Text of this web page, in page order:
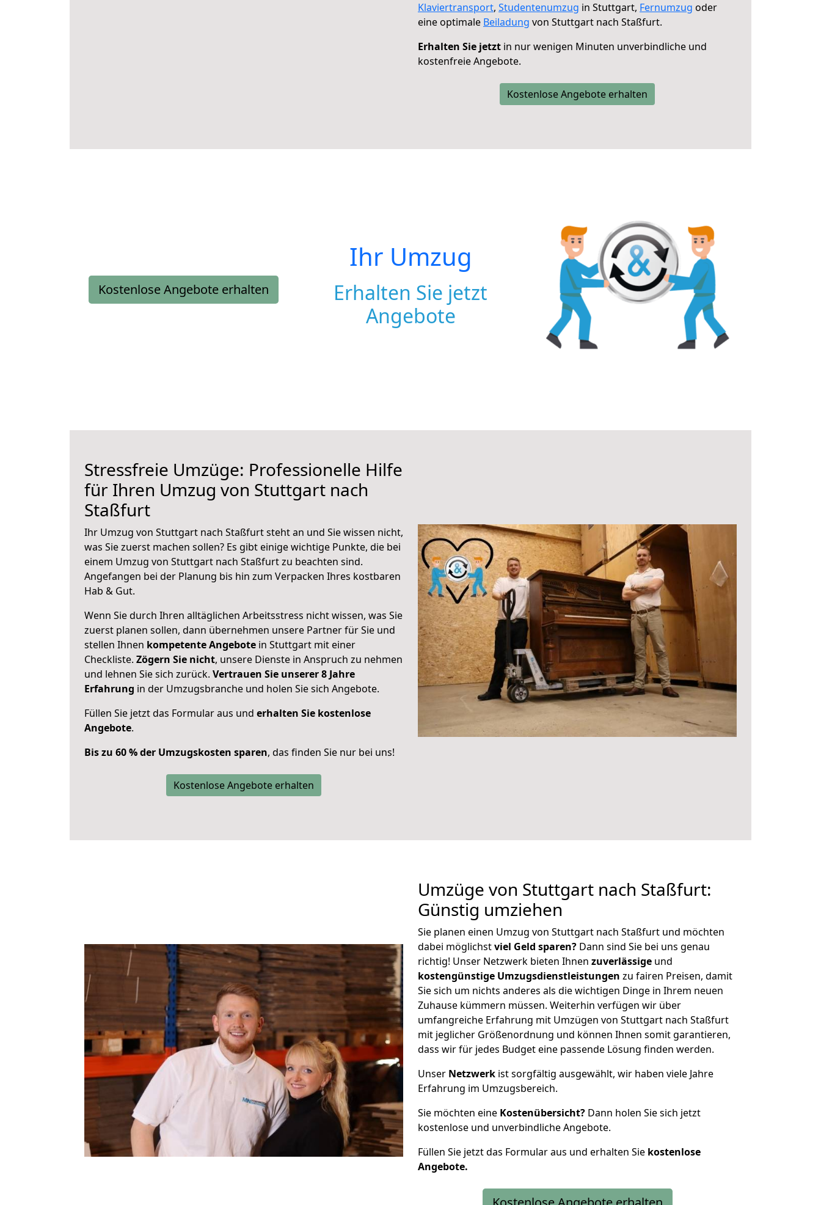
Klaviertransport, Studentenumzug in Stuttgart, Fernumzug oder
eine optimale Beiladung von Stuttgart nach Staßfurt.
Erhalten Sie jetzt in nur wenigen Minuten unverbindliche und
kostenfreie Angebote.
Kostenlose Angebote erhalten
Kostenlose Angebote erhalten
Ihr Umzug
Erhalten Sie jetzt
Angebote
Stressfreie Umzüge: Professionelle Hilfe
für Ihren Umzug von Stuttgart nach
Staßfurt
Ihr Umzug von Stuttgart nach Staßfurt steht an und Sie wissen nicht,
was Sie zuerst machen sollen? Es gibt einige wichtige Punkte, die bei
einem Umzug von Stuttgart nach Staßfurt zu beachten sind.
Angefangen bei der Planung bis hin zum Verpacken Ihres kostbaren
Hab & Gut.
Wenn Sie durch Ihren alltäglichen Arbeitsstress nicht wissen, was Sie
zuerst planen sollen, dann übernehmen unsere Partner für Sie und
stellen Ihnen kompetente Angebote in Stuttgart mit einer
Checkliste. Zögern Sie nicht, unsere Dienste in Anspruch zu nehmen
und lehnen Sie sich zurück. Vertrauen Sie unserer 8 Jahre
Erfahrung in der Umzugsbranche und holen Sie sich Angebote.
Füllen Sie jetzt das Formular aus und erhalten Sie kostenlose
Angebote.
Bis zu 60 % der Umzugskosten sparen, das finden Sie nur bei uns!
Kostenlose Angebote erhalten
Umzüge von Stuttgart nach Staßfurt:
Günstig umziehen
Sie planen einen Umzug von Stuttgart nach Staßfurt und möchten
dabei möglichstviel Geld sparen? Dann sind Sie bei uns genau
richtig! Unser Netzwerk bieten Ihnen zuverlässige und
kostengünstige Umzugsdienstleistungen zu fairen Preisen, damit
Sie sich um nichts anderes als die wichtigen Dinge in Ihrem neuen
Zuhause kümmern müssen. Weiterhin verfügen wir über
umfangreiche Erfahrung mit Umzügen von Stuttgart nach Staßfurt
mit jeglicher Größenordnung und können Ihnen somit garantieren,
dass wir für jedes Budget eine passende Lösung finden werden.
Unser Netzwerk ist sorgfältig ausgewählt, wir haben viele Jahre
Erfahrung im Umzugsbereich.
Sie möchten eine Kostenübersicht? Dann holen Sie sich jetzt
kostenlose und unverbindliche Angebote.
Füllen Sie jetzt das Formular aus und erhalten Sie kostenlose
Angebote.